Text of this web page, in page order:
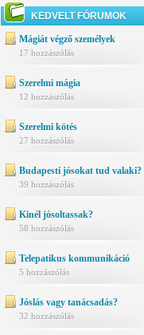
KEDVELT FÓRUMOK
Mágiát végző személyek
17 hozzászólás
Szerelmi mágia
12 hozzászólás
Szerelmi kötés
27 hozzászólás
Budapesti jósokat tud valaki?
39 hozzászólás
Kinél jósoltassak?
58 hozzászólás
Telepatikus kommunikáció
5 hozzászólás
Jóslás vagy tanácsadás?
32 hozzászólás